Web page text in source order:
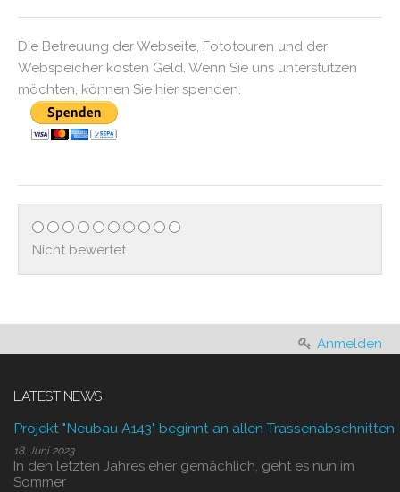
Die Betreuung der Webseite, Fototouren und der
Webspeicher kosten Geld. Wenn Sie uns unterstützen
möchten, können Sie hier spenden.
Nicht bewertet
Anmelden
LATEST NEWS
Projekt "Neubau A143" beginnt an allen Trassenabschnitten
18. Juni 2023
In den letzten Jahres eher gemächlich, geht es nun im
Sommer